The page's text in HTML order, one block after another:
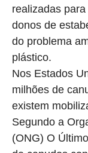
realizadas
donos de
do problema
plástico.
Nos Estados
milhões de
existem
Segundo a
(ONG) O